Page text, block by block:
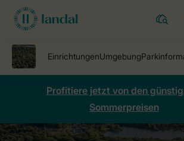
Profitiere jetzt von den
Sommerpreisen